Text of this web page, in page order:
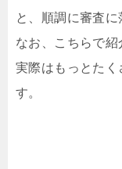
と、順調に審査に
なお、こちらで紹
実際はもっとたく
す。